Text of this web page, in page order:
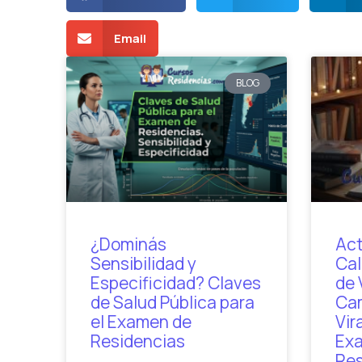
Email
BLOG
¿Dominás
Sensibilidad y
Especificidad? Claves
de Salud Pública para
el Examen de
Residencias
de